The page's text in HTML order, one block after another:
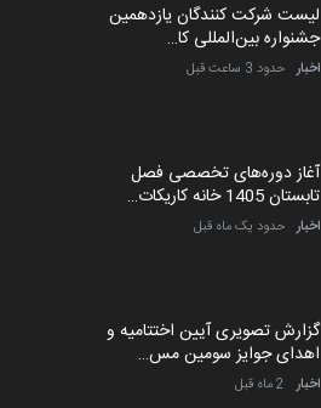
مهلت 5 ماه دیگر
لیست شرکت کنندگان یازدهمین
جشنواره بین‌المللی کا…
اخبار حدود 3 ساعت قبل
آغاز دوره‌های تخصصی فصل
تابستان 1405 خانه کاریکات…
اخبار حدود یک ماه قبل
گزارش تصویری آیین اختتامیه و
اهدای جوایز سومین مس…
اخبار 2 ماه قبل